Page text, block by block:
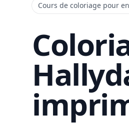
Cours de coloriage pour